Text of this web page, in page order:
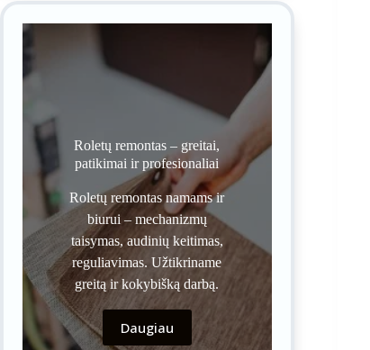
Roletų remontas – greitai,
patikimai ir profesionaliai
Roletų remontas namams ir
biurui – mechanizmų
taisymas, audinių keitimas,
reguliavimas. Užtikriname
greitą ir kokybišką darbą.
Daugiau